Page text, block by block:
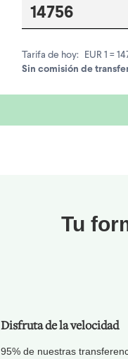
Tarifa de hoy:
EUR 1 =
Sin comisión de
Tu
Disfruta de la velocidad
95% de nuestras